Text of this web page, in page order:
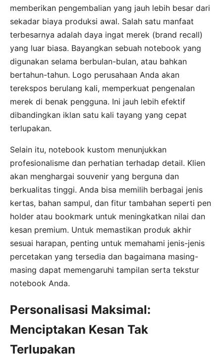
memberikan pengembalian yang jauh lebih besar dari
sekadar biaya produksi awal. Salah satu manfaat
terbesarnya adalah daya ingat merek (brand recall)
yang luar biasa. Bayangkan sebuah notebook yang
digunakan selama berbulan-bulan, atau bahkan
bertahun-tahun. Logo perusahaan Anda akan
terekspos berulang kali, memperkuat pengenalan
merek di benak pengguna. Ini jauh lebih efektif
dibandingkan iklan satu kali tayang yang cepat
terlupakan.
Selain itu, notebook kustom menunjukkan
profesionalisme dan perhatian terhadap detail. Klien
akan menghargai souvenir yang berguna dan
berkualitas tinggi. Anda bisa memilih berbagai jenis
kertas, bahan sampul, dan fitur tambahan seperti pen
holder atau bookmark untuk meningkatkan nilai dan
kesan premium. Untuk memastikan produk akhir
sesuai harapan, penting untuk memahami jenis-jenis
percetakan yang tersedia dan bagaimana masing-
masing dapat memengaruhi tampilan serta tekstur
notebook Anda.
Personalisasi Maksimal:
Menciptakan Kesan Tak
Terlupakan